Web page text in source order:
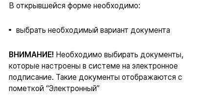
В открывшейся форме необходимо:
выбрать необходимый вариант документа
ВНИМАНИЕ! Необходимо выбирать документы,
которые настроены в системе на электронное
подписание. Такие документы отображаются с
пометкой “Электронный”